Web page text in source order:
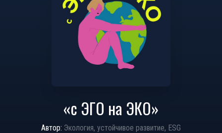
«с ЭГО на ЭКО»
Автор: Экология, устойчивое развитие, ESG